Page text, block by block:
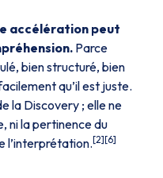
accélération peut
Parce
bien structuré, bien
qu’il est juste.
la Discovery ; elle ne
ni la pertinence du
l’interprétation.[2][6]